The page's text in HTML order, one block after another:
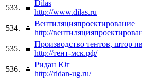
533.
Dilas
http://www.dilas.ru
534.
Вентиляцияпроектирование
http://
535.
Производство тентов, штор
http://тент-мск.рф/
536.
Ридан Юг
http://ridan-ug.ru/